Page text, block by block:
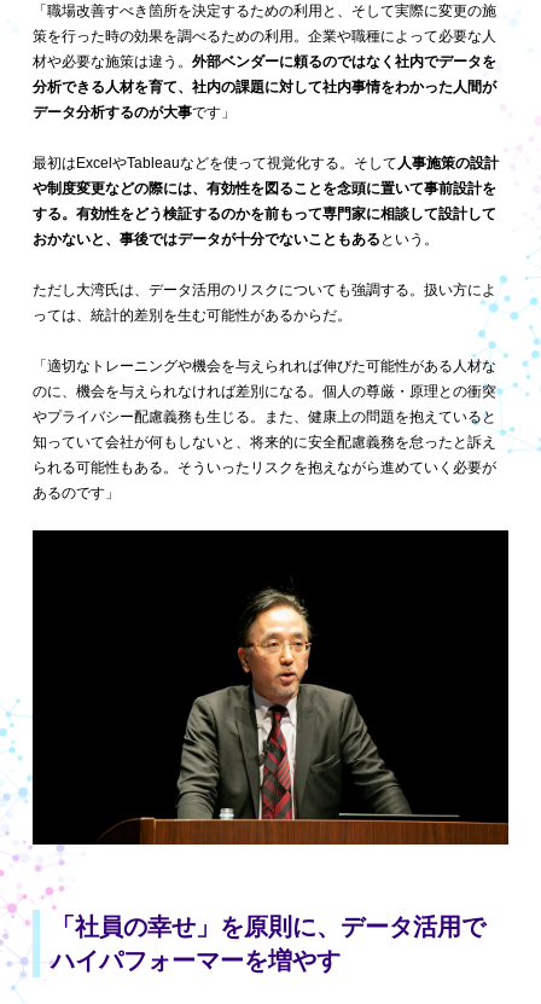
「職場改善すべき箇所を決定するための利用と、そして実際に変更の施
策を行った時の効果を調べるための利用。企業や職種によって必要な人
材や必要な施策は違う。 外部ベンダーに頼るのではなく社内でデータを
分析できる人材を育て、社内の課題に対して社内事情をわかった人間が
データ分析するのが大事です」
最初はExcelやTableauなどを使って視覚化する。そして人事施策の設計
や制度変更などの際には、有効性を図ることを念頭に置いて事前設計を
する。有効性をどう検証するのかを前もって専門家に相談して設計して
おかないと、事後ではデータが十分でないこともある という。
ただし大湾氏は、データ活用のリスクについても強調する。扱い方によ
っては、統計的差別を生む可能性があるからだ。
「適切なトレーニングや機会を与えられれば伸びた可能性がある人材な
のに、機会を与えられなければ差別になる。個人の尊厳・原理との衝突
やプライバシー配慮義務も生じる。また、健康上の問題を抱えていると
知っていて会社が何もしないと、将来的に安全配慮義務を怠ったと訴え
られる可能性もある。そういったリスクを抱えながら進めていく必要が
あるのです」
「社員の幸せ」を原則に、 データ活用で
ハイパフォーマーを増やす